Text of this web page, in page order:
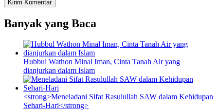
Banyak yang Baca
Hubbul Wathon Minal Iman, Cinta Tanah Air yang
dianjurkan dalam Islam
<strong>Meneladani Sifat Rasulullah SAW dalam Kehidupan
Sehari-Hari</strong>